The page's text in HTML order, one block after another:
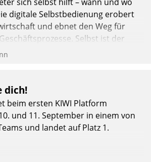
digitale Selbstbedienung erobert
und ebnet den Weg für
Selbst ist der
der Serviceanbieter.
dich!
beim ersten KIWI Platform
und 11. September in einem von
und landet auf Platz 1.